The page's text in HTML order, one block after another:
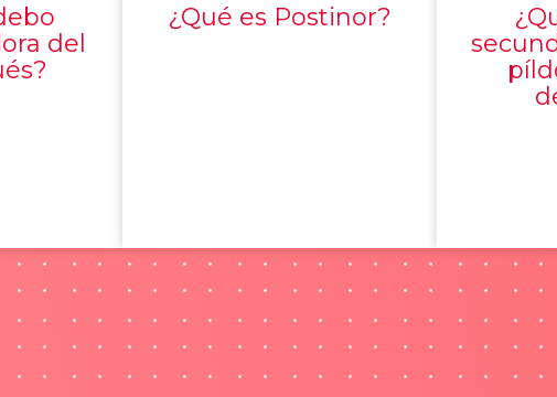
del
¿Qué es Postinor?